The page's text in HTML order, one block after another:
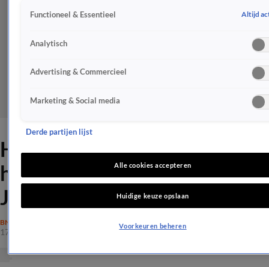
Hélène Hendriks reageert op
hardnekkige geruchten over
Jack van Gelder
BN'ERS
17 jan 2026, 13:01
Functioneel & Essentieel Altijd
Analytisch
Advertising & Commercieel
Marketing & Social media
Derde partijen lijst
Alle cookies accepteren
Huidige keuze opslaan
Voorkeuren beheren